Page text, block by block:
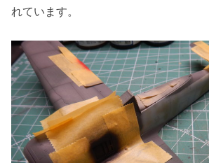
れています。